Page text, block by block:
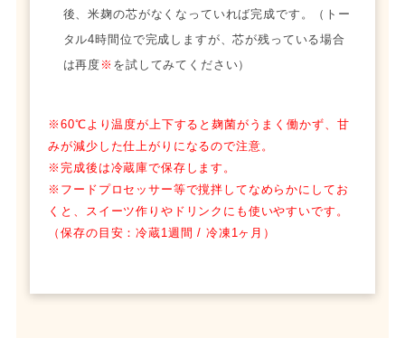
後、米麹の芯がなくなっていれば完成です。（トー
タル4時間位で完成しますが、芯が残っている場合
は再度 ※ を試してみてください）
※60℃より温度が上下すると麹菌がうまく働かず、甘
みが減少した仕上がりになるので注意。
※完成後は冷蔵庫で保存します。
※フードプロセッサー等で撹拌してなめらかにしてお
くと、スイーツ作りやドリンクにも使いやすいです。
（保存の目安：冷蔵1週間 / 冷凍1ヶ月）